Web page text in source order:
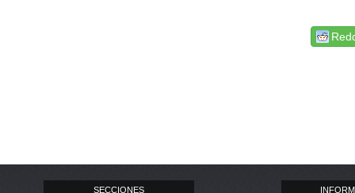
SECCIONES